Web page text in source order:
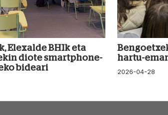
Elexalde BHIk eta
diote smartphone-
bideari
hartu-
2026-04-28